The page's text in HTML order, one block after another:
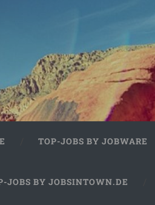
TOP-JOBS BY JOBWARE
JOBS BY JOBSINTOWN.DE